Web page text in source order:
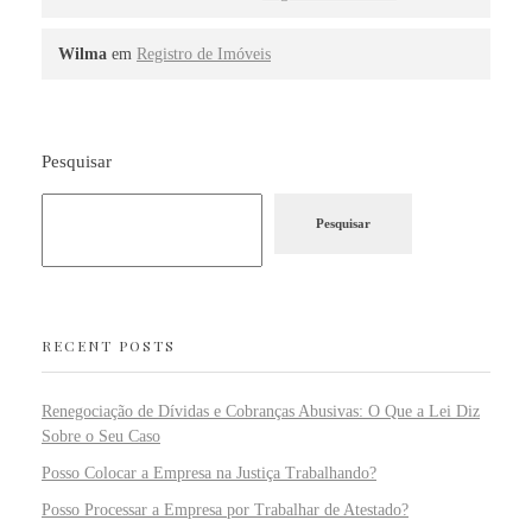
Wilma em Registro de Imóveis
Pesquisar
Pesquisar
RECENT POSTS
Renegociação de Dívidas e Cobranças Abusivas: O Que a Lei Diz
Sobre o Seu Caso
Posso Colocar a Empresa na Justiça Trabalhando?
Posso Processar a Empresa por Trabalhar de Atestado?